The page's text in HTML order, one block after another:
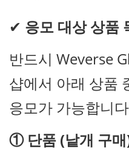
✔ 응모 대상 상품
반드시 Weverse
샵에서 아래 상품
응모가 가능합니
① 단품 (낱개 구